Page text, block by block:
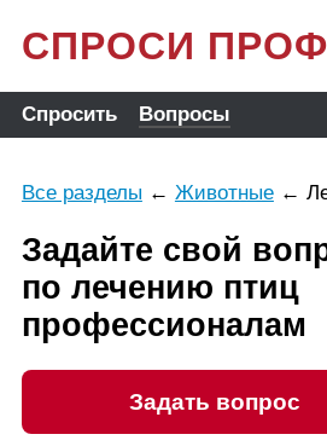
СПРОСИ
Спросить Вопросы
Все разделы ← Животные←
Задайте свой
по лечению птиц
профессионалам
Задать вопрос